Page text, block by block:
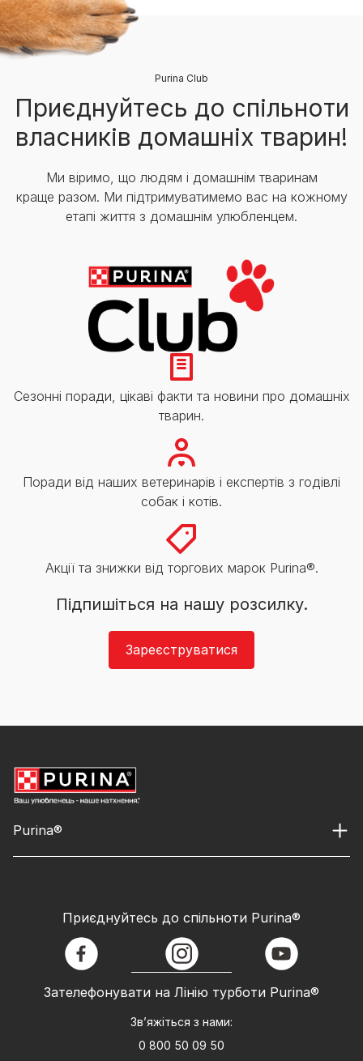
Purina Club
Приєднуйтесь до спільноти
власників домашніх тварин!
Ми віримо, що людям і домашнім тваринам
краще разом. Ми підтримуватимемо вас на кожному
етапі життя з домашнім улюбленцем.
Сезонні поради, цікаві факти та новини про домашніх
тварин.
Поради від наших ветеринарів і експертів з годівлі
собак і котів.
Акції та знижки від торгових марок Purina®.
Підпишіться на нашу розсилку.
Зареєструватися
Purina®
Зателефонувати на Лінію турботи Purina®
Зв’яжіться з нами:
0 800 50 09 50
Приєднуйтесь до спільноти Purina®
facebook instagram youtube